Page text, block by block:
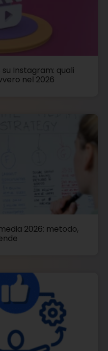
su Instagram: quali
nel 2026
2026: metodo,